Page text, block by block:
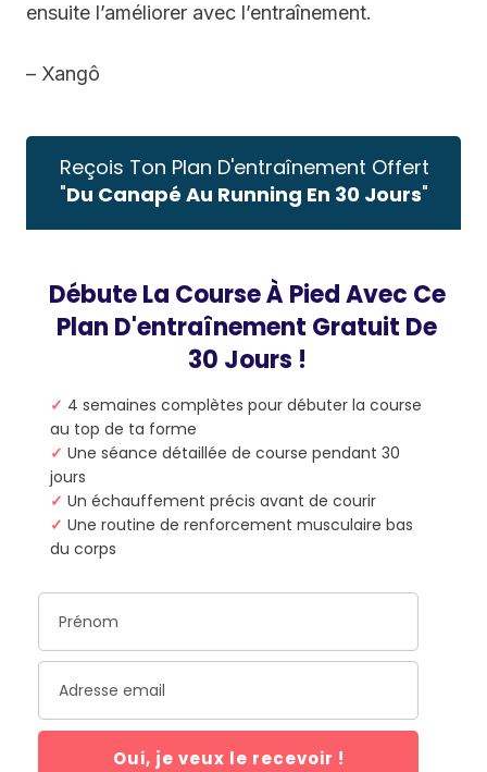
ensuite l’améliorer avec l’entraînement.
– Xangô
Reçois Ton Plan D'entraînement Offert
"Du Canapé Au Running En 30 Jours"
Débute La Course À Pied Avec Ce
Plan D'entraînement Gratuit De
30 Jours !
✓ 4 semaines complètes pour débuter la course
au top de ta forme
✓ Une séance détaillée de course pendant 30
jours
✓ Un échauffement précis avant de courir
✓ Une routine de renforcement musculaire bas
du corps
Oui, je veux le recevoir !